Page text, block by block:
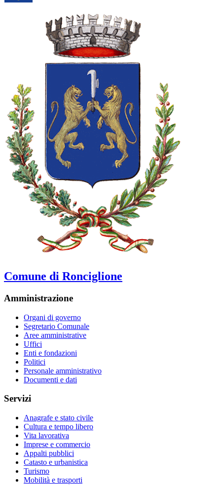
Comune di Ronciglione
Amministrazione
Organi di governo
Segretario Comunale
Aree amministrative
Uffici
Enti e fondazioni
Politici
Personale amministrativo
Documenti e dati
Servizi
Anagrafe e stato civile
Cultura e tempo libero
Vita lavorativa
Imprese e commercio
Appalti pubblici
Catasto e urbanistica
Turismo
Mobilità e trasporti